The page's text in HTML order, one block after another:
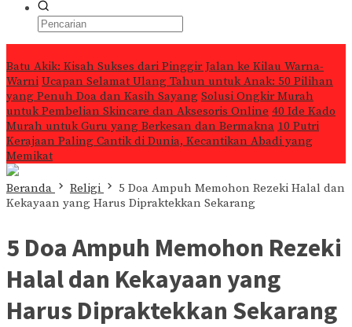
Batu Akik: Kisah Sukses dari Pinggir Jalan ke Kilau Warna-
Warni Ucapan Selamat Ulang Tahun untuk Anak: 50 Pilihan
yang Penuh Doa dan Kasih Sayang Solusi Ongkir Murah
untuk Pembelian Skincare dan Aksesoris Online 40 Ide Kado
Murah untuk Guru yang Berkesan dan Bermakna 10 Putri
Kerajaan Paling Cantik di Dunia, Kecantikan Abadi yang
Memikat
Beranda Religi
5 Doa Ampuh Memohon Rezeki Halal dan
Kekayaan yang Harus Dipraktekkan Sekarang
5 Doa Ampuh Memohon Rezeki
Halal dan Kekayaan yang
Harus Dipraktekkan Sekarang